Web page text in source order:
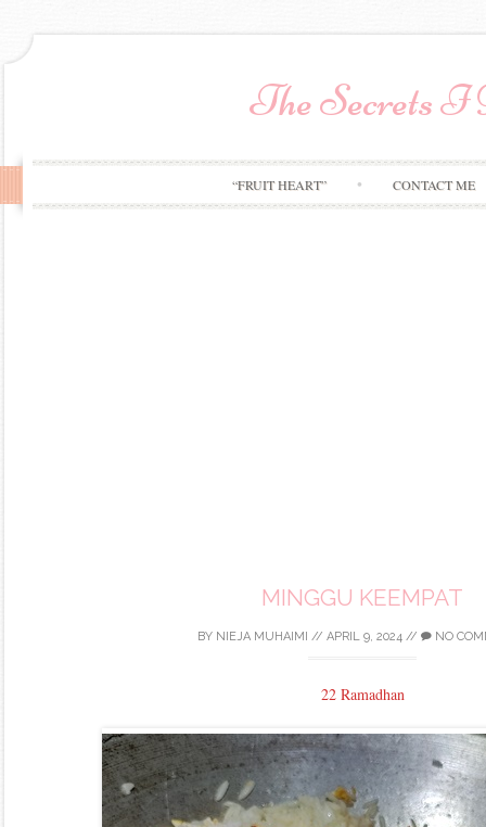
The Secrets
“FRUIT HEART” CONTACT ME
MINGGU KEEMPAT
BY NIEJA MUHAIMI // APRIL 9, 2024 // NO
22 Ramadhan